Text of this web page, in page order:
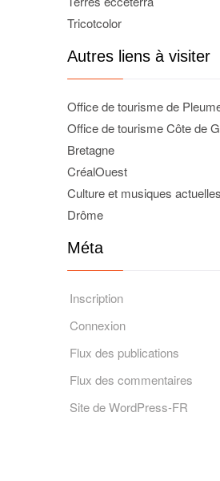
Tricotcolor
Autres liens à visiter
Office de tourisme de
Office de tourisme Côte de
Bretagne
CréalOuest
Culture et musiques
Drôme
Méta
Inscription
Connexion
Flux des publications
Flux des commentaires
Site de WordPress-FR